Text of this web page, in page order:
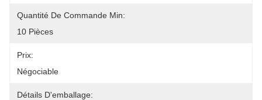
Quantité De Commande Min:
10 Pièces
Prix:
Négociable
Détails D'emballage: